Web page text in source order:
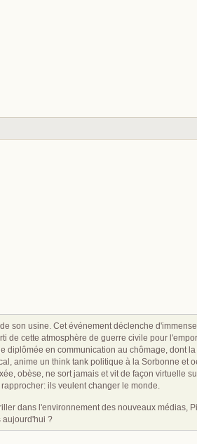
son usine. Cet événement déclenche
de cette atmosphère de guerre civile pour
diplômée en communication au chômage, dont
anime un think tank politique à la Sorbonne et
obèse, ne sort jamais et vit de façon virtuelle
ils veulent changer le monde.
dans l'environnement des nouveaux médias,
aujourd'hui ?